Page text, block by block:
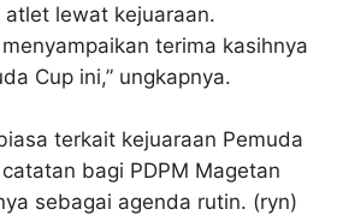
lewat kejuaraan.
terima kasihnya
Cup ini,” ungkapnya.
terkait kejuaraan Pemuda
bagi PDPM Magetan
sebagai agenda rutin. (ryn)